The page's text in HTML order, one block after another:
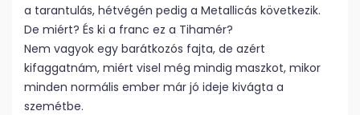
a tarantulás, hétvégén pedig a Metallicás következik.
De miért? És ki a franc ez a Tihamér?
Nem vagyok egy barátkozós fajta, de azért
kifaggatnám, miért visel még mindig maszkot, mikor
minden normális ember már jó ideje kivágta a
szemétbe.